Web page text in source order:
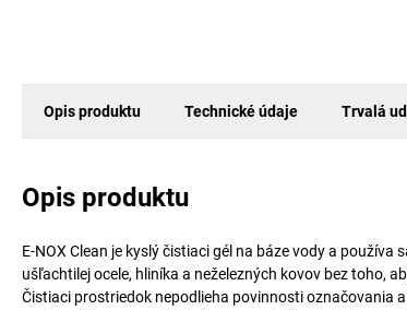
Opis produktu Technické údaje Trvalá
Opis produktu
E-NOX Clean je kyslý čistiaci gél na báze vody a
ušľachtilej ocele, hliníka a neželezných kovov bez toho,
Čistiaci prostriedok nepodlieha povinnosti označovania